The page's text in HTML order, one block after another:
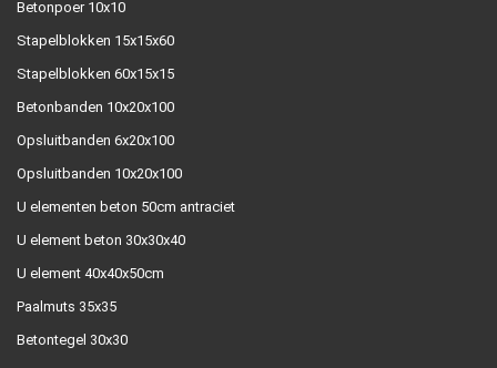
Betonpoer 10x10
Stapelblokken 15x15x60
Stapelblokken 60x15x15
Betonbanden 10x20x100
Opsluitbanden 6x20x100
Opsluitbanden 10x20x100
U elementen beton 50cm antraciet
U element beton 30x30x40
U element 40x40x50cm
Paalmuts 35x35
Betontegel 30x30